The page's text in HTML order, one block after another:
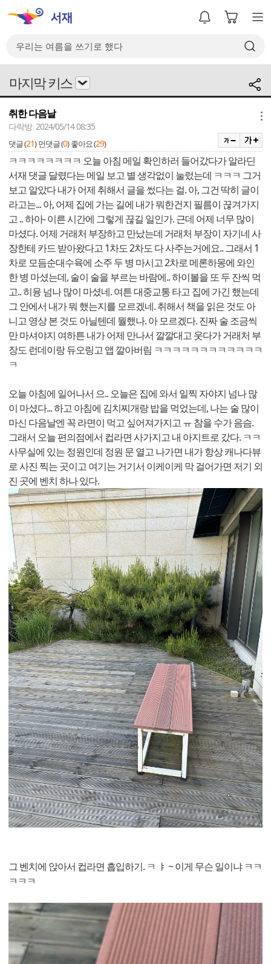
마지막 키스
취한 다음날
다락방 2024/05/14 08:35
댓글 (21) 먼댓글 (0) 좋아요 (29)
ㅋㅋㅋㅋㅋㅋㅋㅋ 오늘 아침 메일 확인하러 들어갔다가 알라딘
서재 댓글 달렸다는 메일 보고 별 생각없이 눌렀는데 ㅋㅋㅋ 그거
보고 알았다 내가 어제 취해서 글을 썼다는 걸. 아, 그건 딱히 글이
라고는... 아, 어제 집에 가는 길에 내가 뭐한건지 필름이 끊겨가지
고 .. 하아- 이른 시간에 그렇게 끊길 일인가. 근데 어제 너무 많이
마셨다. 어제 거래처 부장하고 만났는데 거래처 부장이 자기네 사
장한테 카드 받아왔다고 1차도 2차도 다 사주는거에요.. 그래서 1
차로 모듬순대수육에 소주 두 병 마시고 2차로 메론하몽에 와인
한 병 마셨는데, 술이 술을 부르는 바람에.. 하이볼을 또 두 잔씩 먹
고.. 히융 넘나 많이 마셨네. 여튼 대중교통 타고 집에 가긴 했는데
그 안에서 내가 뭐 했는지를 모르겠네. 취해서 책을 읽은 것도 아
니고 영상 본 것도 아닐텐데 뭘했나. 아 모르겠다. 진짜 술 조금씩
만 마셔야지 여하튼 내가 어제 만나서 깔깔대고 웃다가 거래처 부
장도 런데이랑 듀오링고 앱 깔아버림 ㅋㅋㅋㅋㅋㅋㅋㅋㅋㅋㅋㅋ
ㅋ
오늘 아침에 일어나서 으.. 오늘은 집에 와서 일찍 자야지 넘나 많
이 마셨다... 하고 아침에 김치찌개랑 밥을 먹었는데, 나는 술 많이
마신 다음날엔 꼭 라면이 먹고 싶어져가지고 ㅠ 참을 수가 음슴.
그래서 오늘 편의점에서 컵라면 사가지고 내 아지트로 갔다. ㅋㅋ
사무실에 있는 정원인데 정원 문 열고 나가면 내가 항상 캐나다뷰
로 사진 찍는 곳이고 여기는 거기서 이케이케 막 걸어가면 저기 외
진 곳에 벤치 하나 있다.
그 벤치에 앉아서 컵라면 흡입하기. ㅋ ㅑ ~ 이게 무슨 일이냐 ㅋㅋ
ㅋㅋㅋ